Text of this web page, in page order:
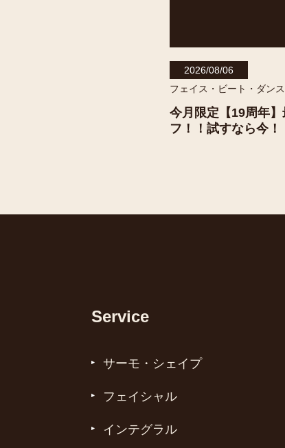
2026/08/06
フェイス・ビート・ダンス
今月限定【19周年
フ！！試すなら今！
Service
サーモ・シェイプ
フェイシャル
インテグラル